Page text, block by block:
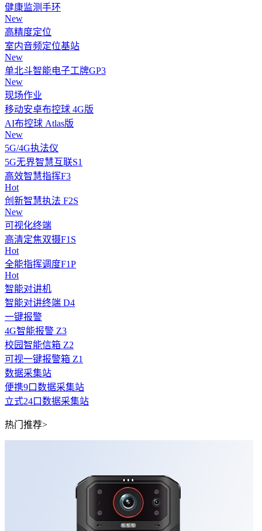
健康监测手环
New
高精度定位
室内音频定位基站
New
单北斗智能电子工牌GP3
New
现场作业
移动安卓布控球 4G版
AI布控球 Atlas版
New
5G/4G执法仪
5G无界智慧互联S1
高效智慧指挥F3
Hot
创新智慧执法 F2S
New
可视化终端
高清定焦双摄F1S
Hot
全能指挥调度F1P
Hot
智能对讲机
智能对讲终端 D4
一键报警
4G智能报警 Z3
校园智能信箱 Z2
可视一键报警箱 Z1
数据采集站
便携9口数据采集站
立式24口数据采集站
热门推荐>